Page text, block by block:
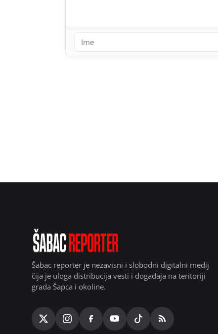
Šabac reporter je nezavisni i slobodni digitalni medij
čija je uloga distribucija vesti i događaja na teritoriji
grada Šapca i okoline.